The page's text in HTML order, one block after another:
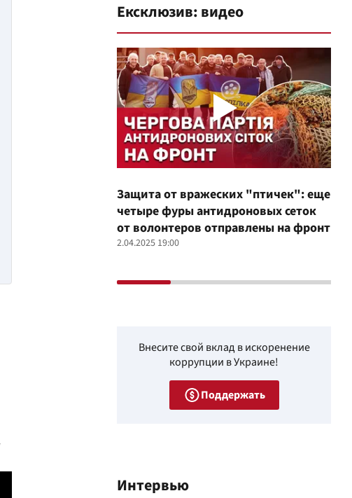
Ексклюзив: видео
Защита от вражеских "птичек": еще
четыре фуры антидроновых сеток
от волонтеров отправлены на фронт
2.04.2025 19:00
Внесите свой вклад в искоренение
коррупции в Украине!
Поддержать
Интервью